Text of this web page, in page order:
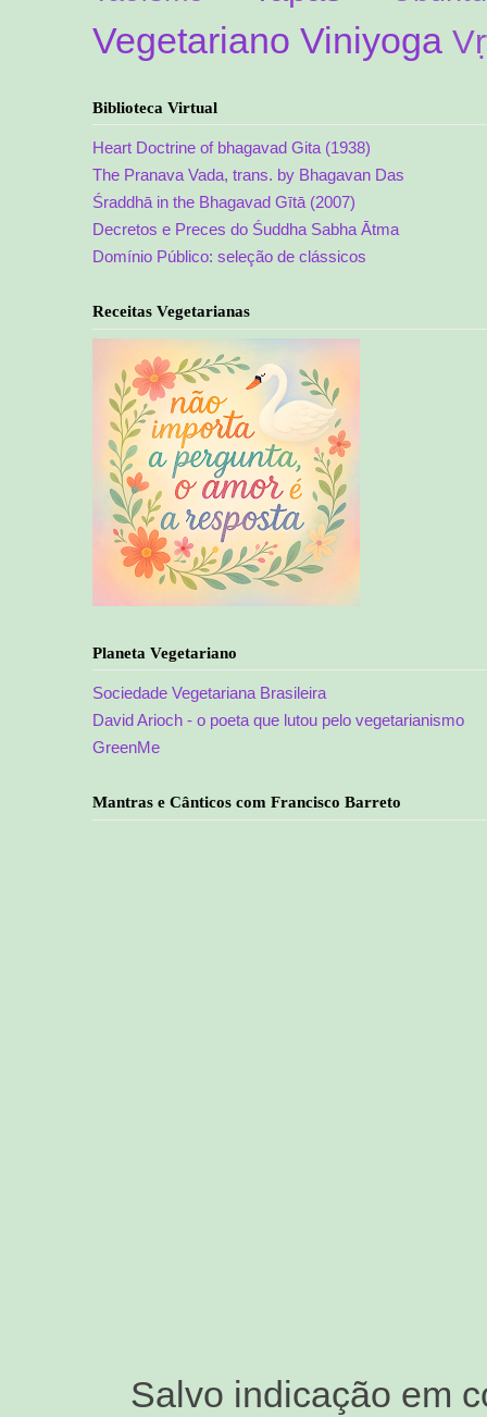
Vegetariano Viniyoga
Biblioteca Virtual
Heart Doctrine of bhagavad Gita (1938)
The Pranava Vada, trans. by Bhagavan Das
Śraddhā in the Bhagavad Gītā (2007)
Decretos e Preces do Śuddha Sabha Ātma
Domínio Público: seleção de clássicos
Receitas Vegetarianas
Planeta Vegetariano
Sociedade Vegetariana Brasileira
David Arioch - o poeta que lutou pelo vegetarianismo
GreenMe
Mantras e Cânticos com Francisco Barreto
Salvo indicação em